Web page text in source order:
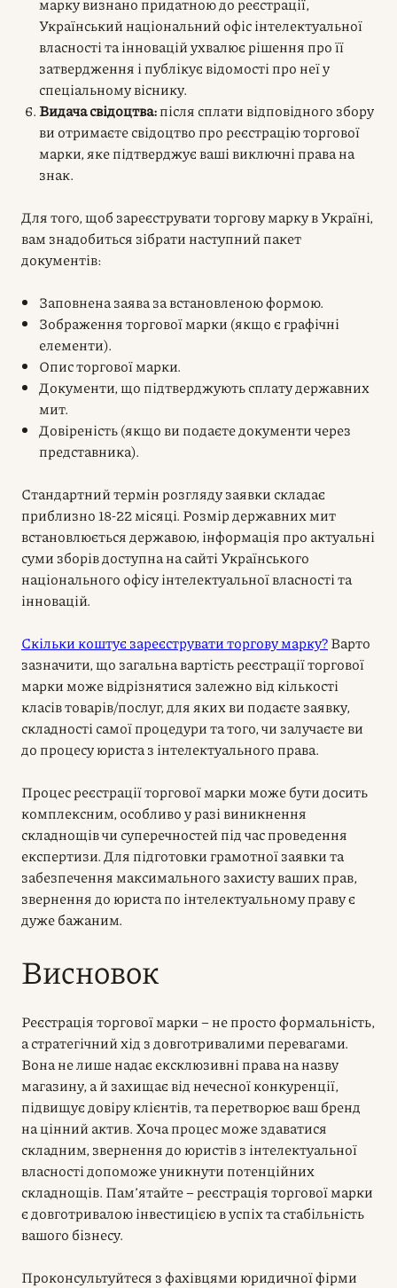
Український національний офіс інтелектуальної
власності та інновацій ухвалює рішення про її
затвердження і публікує відомості про неї у
спеціальному віснику.
Видача свідоцтва:після сплати відповідного збору
ви отримаєте свідоцтво про реєстрацію торгової
марки, яке підтверджує ваші виключні права на
знак.
Для того, щоб зареєструвати торгову марку в Україні,
вам знадобиться зібрати наступний пакет
документів:
Заповнена заява за встановленою формою.
Зображення торгової марки (якщо є графічні
елементи).
Опис торгової марки.
Документи, що підтверджують сплату державних
мит.
Довіреність (якщо ви подаєте документи через
представника).
Стандартний термін розгляду заявки складає
приблизно 18-22 місяці. Розмір державних мит
встановлюється державою, інформація про актуальні
суми зборів доступна на сайті Українського
національного офісу інтелектуальної власності та
інновацій.
Скільки коштує зареєструвати торгову марку?Варто
зазначити, що загальна вартість реєстрації торгової
марки може відрізнятися залежно від кількості
класів товарів/послуг, для яких ви подаєте заявку,
складності самої процедури та того, чи залучаєте ви
до процесу юриста з інтелектуального права.
Процес реєстрації торгової марки може бути досить
комплексним, особливо у разі виникнення
складнощів чи суперечностей під час проведення
експертизи. Для підготовки грамотної заявки та
забезпечення максимального захисту ваших прав,
звернення до юриста по інтелектуальному праву є
дуже бажаним.
Висновок
Реєстрація торгової марки – не просто формальність,
а стратегічний хід з довготривалими перевагами.
Вона не лише надає ексклюзивні права на назву
магазину, а й захищає від нечесної конкуренції,
підвищує довіру клієнтів, та перетворює ваш бренд
на цінний актив. Хоча процес може здаватися
складним, звернення до юристів з інтелектуальної
власності допоможе уникнути потенційних
складнощів. Пам’ятайте – реєстрація торгової марки
є довготривалою інвестицією в успіх та стабільність
вашого бізнесу.
Проконсультуйтеся з фахівцями юридичної фірми